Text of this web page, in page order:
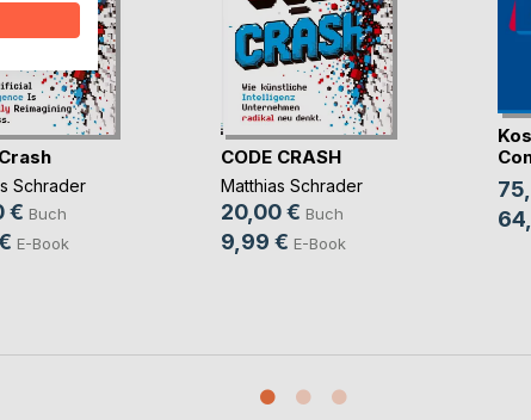
Schrader
€ Buch
E-Book
CODE CRASH
Matthias Schrader
20,00 € Buch
9,99 € E-Book